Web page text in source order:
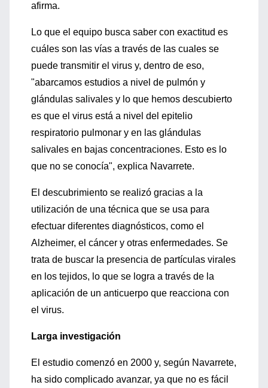
afirma.
Lo que el equipo busca saber con exactitud es
cuáles son las vías a través de las cuales se
puede transmitir el virus y, dentro de eso,
"abarcamos estudios a nivel de pulmón y
glándulas salivales y lo que hemos descubierto
es que el virus está a nivel del epitelio
respiratorio pulmonar y en las glándulas
salivales en bajas concentraciones. Esto es lo
que no se conocía", explica Navarrete.
El descubrimiento se realizó gracias a la
utilización de una técnica que se usa para
efectuar diferentes diagnósticos, como el
Alzheimer, el cáncer y otras enfermedades. Se
trata de buscar la presencia de partículas virales
en los tejidos, lo que se logra a través de la
aplicación de un anticuerpo que reacciona con
el virus.
Larga investigación
El estudio comenzó en 2000 y, según Navarrete,
ha sido complicado avanzar, ya que no es fácil